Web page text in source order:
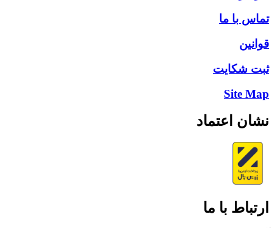
تماس با ما
قوانین
ثبت شکایت
Site Map
نشان اعتماد
ارتباط با ما